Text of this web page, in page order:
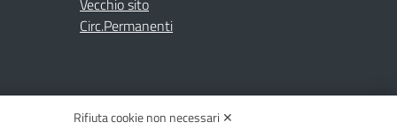
Vecchio sito
Circ.Permanenti
Rifiuta cookie non necessari ✕